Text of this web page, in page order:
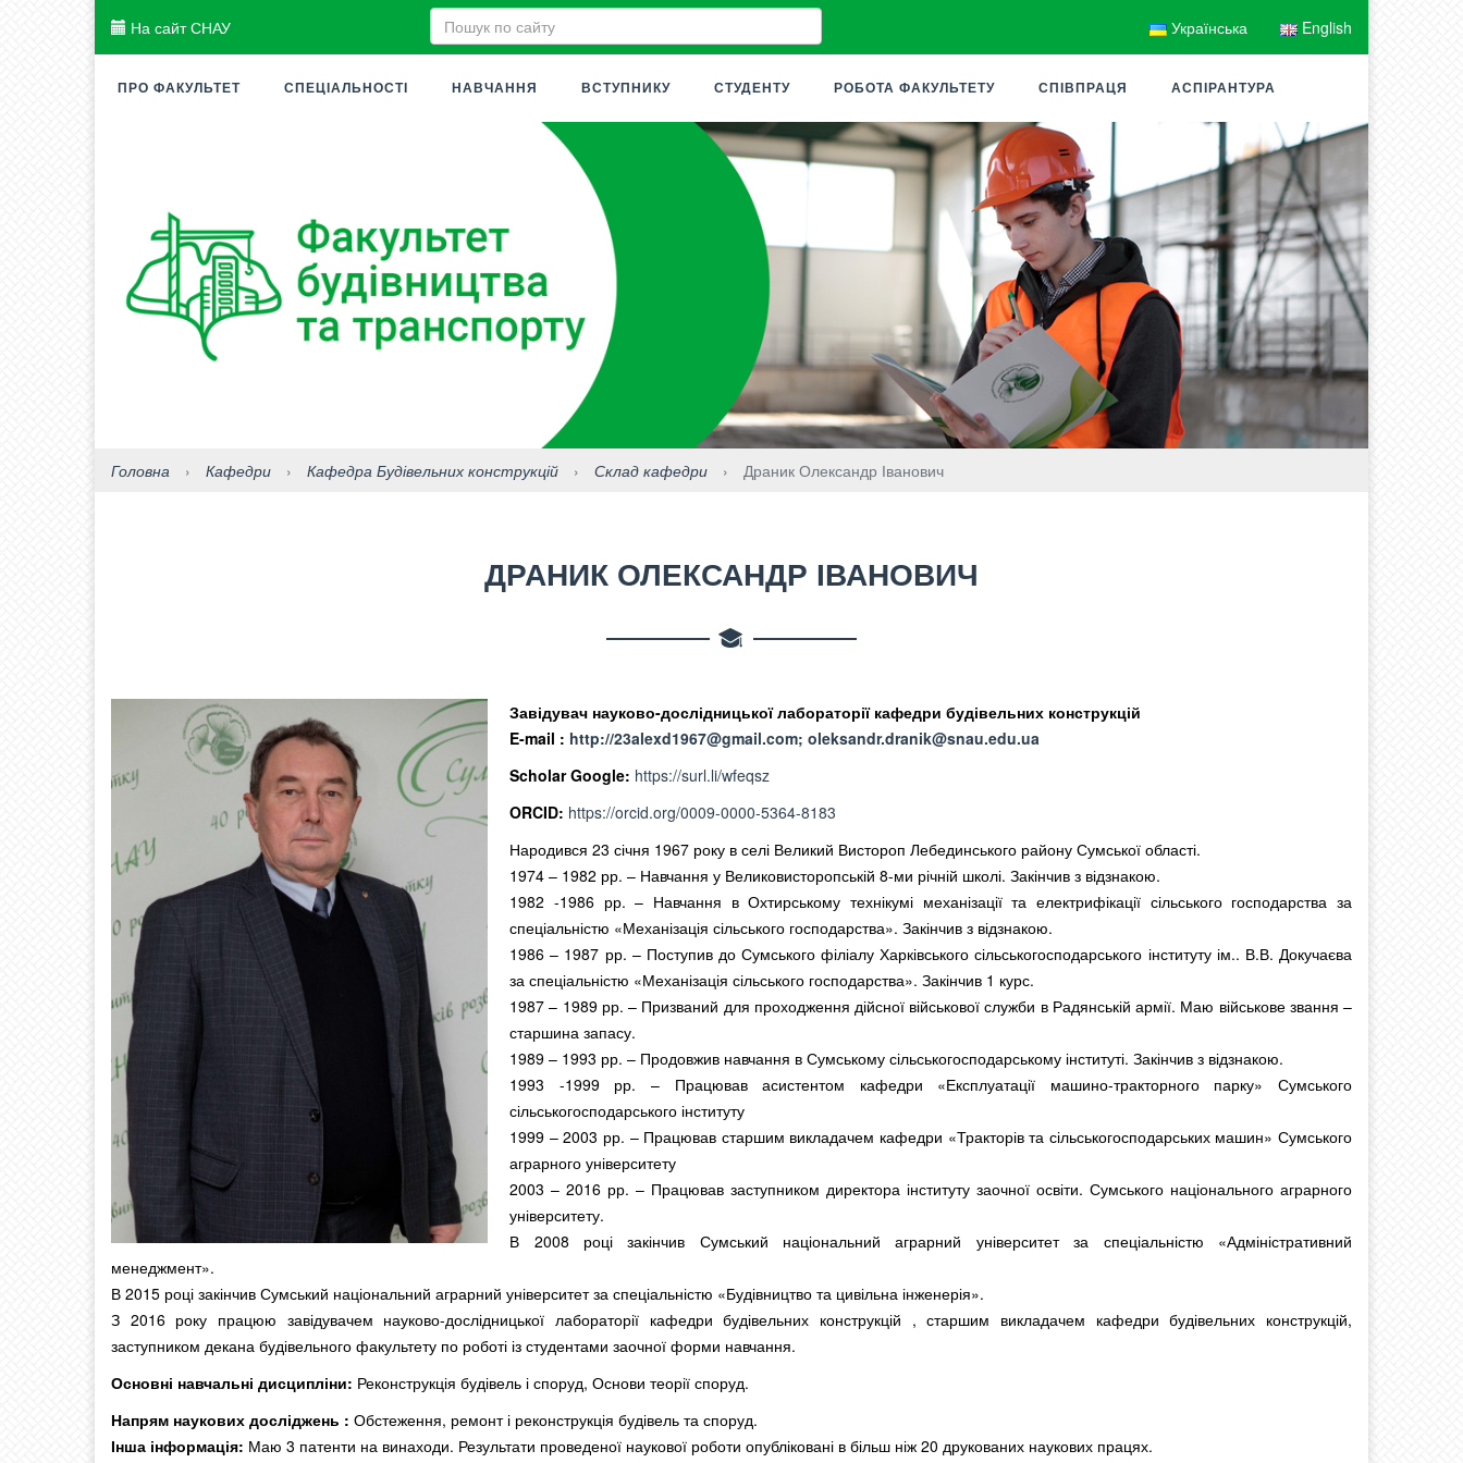
На сайт СНАУ Українська English
ПРО ФАКУЛЬТЕТ СПЕЦІАЛЬНОСТІ НАВЧАННЯ ВСТУПНИКУ СТУДЕНТУ РОБОТА ФАКУЛЬТЕТУ СПІВПРАЦЯ АСПІРАНТУРА
Головна › Кафедри › Кафедра Будівельних конструкцій › Склад кафедри › Драник Олександр Іванович
ДРАНИК ОЛЕКСАНДР ІВАНОВИЧ
Завідувач науково-дослідницької лабораторії кафедри будівельних конструкцій
E-mail : http://23alexd1967@gmail.com; oleksandr.dranik@snau.edu.ua
Scholar Google: https://surl.li/wfeqsz
ORCID: https://orcid.org/0009-0000-5364-8183
Народився 23 січня 1967 року в селі Великий Вистороп Лебединського району Сумської області.
1974 – 1982 рр. – Навчання у Великовисторопській 8-ми річній школі. Закінчив з відзнакою.
1982 -1986 рр. – Навчання в Охтирському технікумі механізації та електрифікації сільського господарства за
спеціальністю «Механізація сільського господарства». Закінчив з відзнакою.
1986 – 1987 рр. – Поступив до Сумського філіалу Харківського сільськогосподарського інституту ім.. В.В. Докучаєва
за спеціальністю «Механізація сільського господарства». Закінчив 1 курс.
1987 – 1989 рр. – Призваний для проходження дійсної військової служби в Радянській армії. Маю військове звання –
старшина запасу.
1989 – 1993 рр. – Продовжив навчання в Сумському сільськогосподарському інституті. Закінчив з відзнакою.
1993 -1999 рр. – Працював асистентом кафедри «Експлуатації машино-тракторного парку» Сумського
сільськогосподарського інституту
1999 – 2003 рр. – Працював старшим викладачем кафедри «Тракторів та сільськогосподарських машин» Сумського
аграрного університету
2003 – 2016 рр. – Працював заступником директора інституту заочної освіти. Сумського національного аграрного
університету.
В 2008 році закінчив Сумський національний аграрний університет за спеціальністю «Адміністративний
менеджмент».
В 2015 році закінчив Сумський національний аграрний університет за спеціальністю «Будівництво та цивільна інженерія».
З 2016 року працюю завідувачем науково-дослідницької лабораторії кафедри будівельних конструкцій , старшим викладачем кафедри будівельних конструкцій,
заступником декана будівельного факультету по роботі із студентами заочної форми навчання.
Основні навчальні дисципліни: Реконструкція будівель і споруд, Основи теорії споруд.
Напрям наукових досліджень : Обстеження, ремонт і реконструкція будівель та споруд.
Інша інформація: Маю 3 патенти на винаходи. Результати проведеної наукової роботи опубліковані в більш ніж 20 друкованих наукових працях.